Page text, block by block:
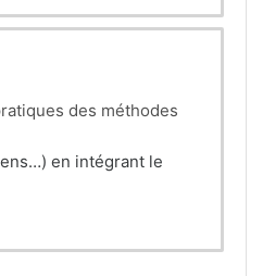
en microbiologie
des méthodes
en intégrant le